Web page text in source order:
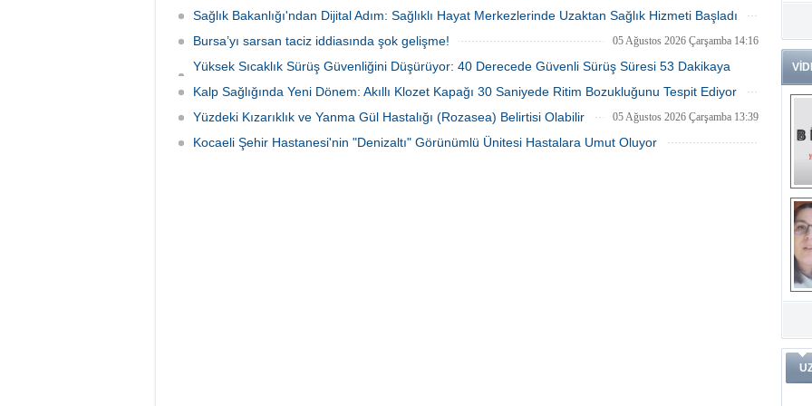
05 Ağustos 2026 Çarşamba 15:28
Sağlık Bakanlığı'ndan Dijital Adım: Sağlıklı Hayat Merkezlerinde Uzaktan Sağlık Hizmeti Başladı
05 Ağustos 2026 Çarşamba 14:28
Bursa’yı sarsan taciz iddiasında şok gelişme! 05 Ağustos 2026 Çarşamba 14:16
Yüksek Sıcaklık Sürüş Güvenliğini Düşürüyor: 40 Derecede Güvenli Sürüş Süresi 53 Dakikaya
İniyor
Kalp Sağlığında Yeni Dönem: Akıllı Klozet Kapağı 30 Saniyede Ritim Bozukluğunu Tespit Ediyor
05 Ağustos 2026 Çarşamba 14:00
Yüzdeki Kızarıklık ve Yanma Gül Hastalığı (Rozasea) Belirtisi Olabilir 05 Ağustos 2026 Çarşamba 13:39
Kocaeli Şehir Hastanesi'nin "Denizaltı" Görünümlü Ünitesi Hastalara Umut Oluyor